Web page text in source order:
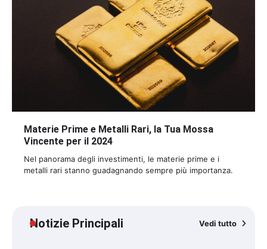
Materie Prime e Metalli Rari, la Tua Mossa
Vincente per il 2024
Nel panorama degli investimenti, le materie prime e i
metalli rari stanno guadagnando sempre più importanza.
Notizie Principali Vedi tutto